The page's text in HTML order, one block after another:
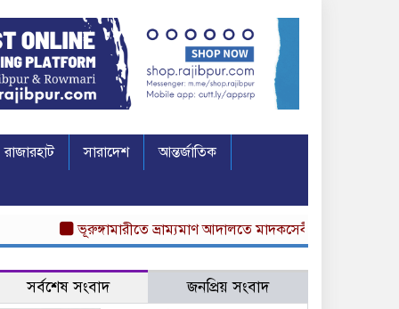
রাজারহাট সারাদেশ
আন্তর্জাতিক
ভূরুঙ্গামারীতে ভ্রাম্যমাণ আদালতে মাদকসেবীর এক মাসের কারাদণ্ড
সর্বশেষ সংবাদ জনপ্রিয় সংবাদ